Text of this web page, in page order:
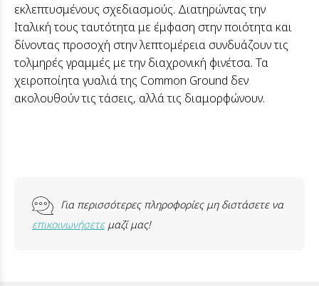
εκλεπτυσμένους σχεδιασμούς. Διατηρώντας την
Ιταλική τους ταυτότητα με έμφαση στην ποιότητα και
δίνοντας προσοχή στην λεπτομέρεια συνδυάζουν τις
τολμηρές γραμμές με την διαχρονική φινέτσα. Τα
χειροποίητα γυαλιά της Common Ground δεν
ακολουθούν τις τάσεις, αλλά τις διαμορφώνουν.
Για περισσότερες πληροφορίες μη διστάσετε να
επικοινωνήσετεμαζί μας!